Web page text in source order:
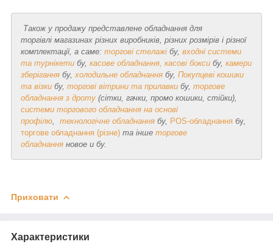
Також у продажу представлене обладнання для
торгівлі магазинах різних виробників, різних розмірів і різної
комплектації, а саме: торгові стелажі бу, входні системи
та турнікети бу, касове обладнання, касові бокси бу, камери
зберігання бу, холодильне обладнання бу, Покупцеві кошики
та візки бу, торгові вітрини та прилавки бу, торгове
обладнання з дроту (сітки, гачки, промо кошики, стійки),
системи торгового обладнання на основі
профілю
технологічне обладнання бу, POS-обладнання бу,
торгове обладнання (різне) та інше торгове
обладнання новое и бу.
Приховати
Характеристики